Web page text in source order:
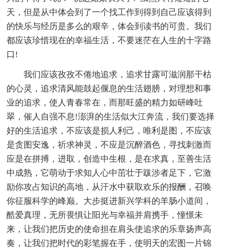
天，但是从中体会到了一个找工作到得到自己应该得到
的快乐与经历是多么的艰辛，体会到读书的可贵。我们
都应该珍惜现在的幸福生活，不要迷茫在人生的十字路
口!
我们应该孜孜不倦地追求，追求甘露可滋润那干枯
的心灵，追求清风能鼓起偃息的生活翅膀，对理想和事
业的追求，使人青春常在，而那旺盛的精力如研峰吐
翠，催人自强不息!澎湃的生活似大江奔流，我们要选择
好的生活追求，不应该是损人利己，唯利是图，不应该
是贪图安逸，祈求神灵，不应是沉醉酒色，寻找刺激而
应是在拼搏，进取，创造中生根，是在求真，至善生活
中成熟，它萌动于求知人心中茁壮于跋涉者足下，它激
励你攻占知识的高地，从汗水中获取欢乐的报酬，召唤
你征服科学的峰巅。大步挺进新兴学科的羊肠小道间，
酷爱真理，无所畏惧让阳光与幸福并肩携手，憧憬未
来，让我们把历史的使命担在肩头使追求的乐章扬声高
奏，让我们把时代的彩笔握在手，使明天的宏图一片锦